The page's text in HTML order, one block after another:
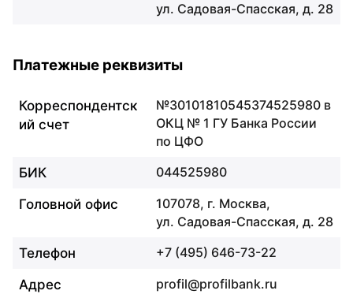
ул. Садовая-Спасская, д. 28
Платежные реквизиты
Платежные реквизиты
Корреспондентск
ий счет
№30101810545374525980 в
ОКЦ № 1 ГУ Банка России
по ЦФО
БИК
044525980
Головной офис
107078, г. Москва,
ул. Садовая-Спасская, д. 28
Телефон
+7 (495) 646-73-22
Адрес
profil@profilbank.ru